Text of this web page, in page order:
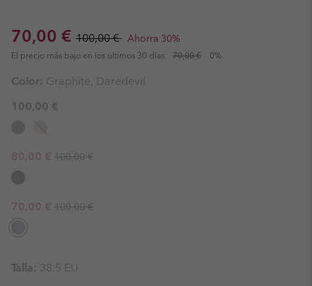
Sale price:
70,00 € Regular price:
100,00 € Ahorra 30%
El precio más bajo en los últimos 30 días: 70,00 € 0%
Color: Graphite, Daredevil
100,00 €
Sale price:
80,00 € Regular price:
100,00 €
Sale price:
70,00 € Regular price:
100,00 €
Talla: 38.5 EU